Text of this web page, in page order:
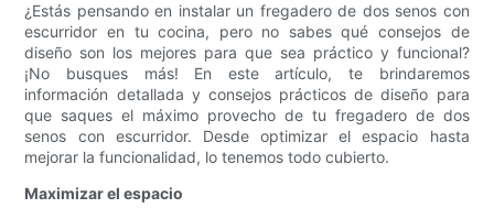
¿Estás pensando en instalar un fregadero de dos senos con
escurridor en tu cocina, pero no sabes qué consejos de
diseño son los mejores para que sea práctico y funcional?
¡No busques más! En este artículo, te brindaremos
información detallada y consejos prácticos de diseño para
que saques el máximo provecho de tu fregadero de dos
senos con escurridor. Desde optimizar el espacio hasta
mejorar la funcionalidad, lo tenemos todo cubierto.
Maximizar el espacio